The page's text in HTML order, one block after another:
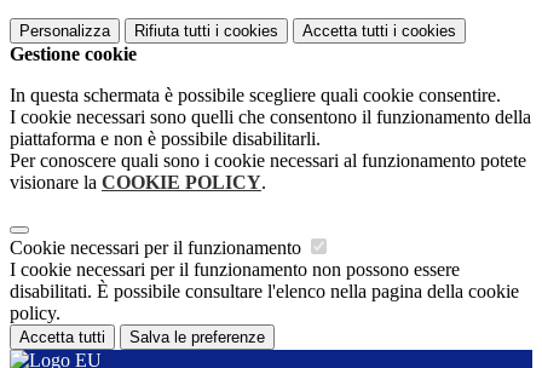
Personalizza Rifiuta tutti i cookies Accetta tutti i cookies
Gestione cookie
In questa schermata è possibile scegliere quali cookie consentire.
I cookie necessari sono quelli che consentono il funzionamento della
piattaforma e non è possibile disabilitarli.
Per conoscere quali sono i cookie necessari al funzionamento potete
visionare la COOKIE POLICY.
Cookie necessari per il funzionamento
I cookie necessari per il funzionamento non possono essere
disabilitati. È possibile consultare l'elenco nella pagina della cookie
policy.
Accetta tutti Salva le preferenze